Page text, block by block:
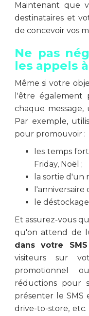
Maintenant que
destinataires et
de concevoir vos
Ne pas
les appels
Même si votre
l'être également
chaque message,
Par exemple,
pour promouvoir :
les temps
Friday, Noël ;
la sortie d'un
le
Et assurez-vous
qu'on attend de
dans votre SMS
visiteurs sur
promotionnel
réductions pour
présenter le SMS
drive-to-store, etc.